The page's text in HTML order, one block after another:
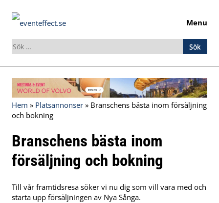
Menu
Sök
efter:
Skip
to
content
Hem » Platsannonser » Branschens bästa inom försäljning
och bokning
Branschens bästa inom
försäljning och bokning
Till vår framtidsresa söker vi nu dig som vill vara med och
starta upp försäljningen av Nya Sånga.